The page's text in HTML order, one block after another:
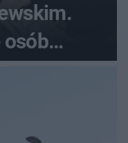
osób